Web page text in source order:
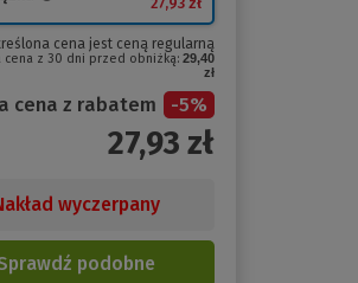
cena jest ceną regularną
cena z 30 dni przed obniżką: 29,40
zł
cena z rabatem -5%
27,93 zł
wyczerpany
podobne